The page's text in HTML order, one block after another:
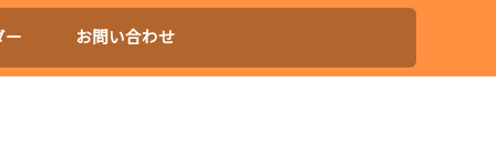
ー お問い合わせ